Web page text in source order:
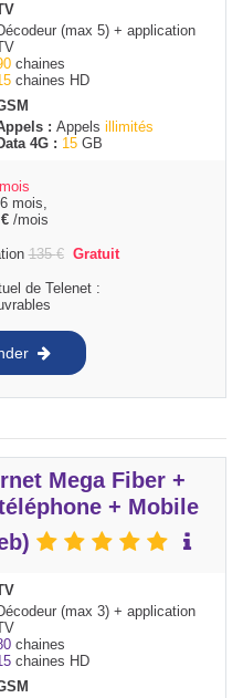
(max 5) + application
chaines
chaines HD
: Appels illimités
4G : 15 GB
mois,
€/mois
135€ Gratuit
de Telenet :
Mega Fiber +
+ Mobile
(max 3) + application
chaines
chaines HD